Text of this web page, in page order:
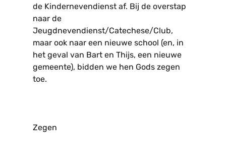
de Kindernevendienst af. Bij de overstap
naar de
Jeugdnevendienst/Catechese/Club,
maar ook naar een nieuwe school (en, in
het geval van Bart en Thijs, een nieuwe
gemeente), bidden we hen Gods zegen
toe.
Zegen